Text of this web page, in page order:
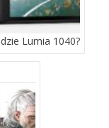
Lumia 1040?